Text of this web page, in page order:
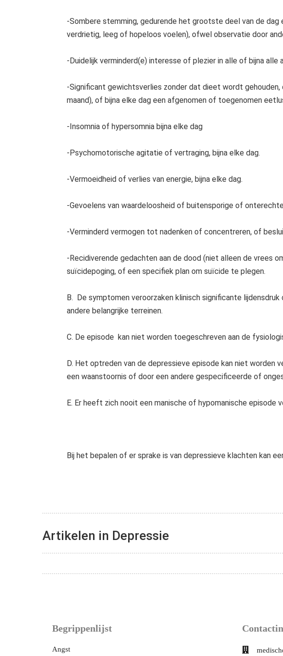
-Sombere stemming, gedurende het grootste deel van de
verdrietig, leeg of hopeloos voelen), ofwel observatie door
-Duidelijk verminderd(e) interesse of plezier in alle of bijna
-Significant gewichtsverlies zonder dat dieet wordt
maand), of bijna elke dag een afgenomen of toegenomen
-Insomnia of hypersomnia bijna elke dag
-Psychomotorische agitatie of vertraging, bijna elke dag.
-Vermoeidheid of verlies van energie, bijna elke dag.
-Gevoelens van waardeloosheid of buitensporige of
-Verminderd vermogen tot nadenken of concentreren, of
-Recidiverende gedachten aan de dood (niet alleen de vrees
suïcidepoging, of een specifiek plan om suïcide te plegen.
B. De symptomen veroorzaken klinisch significante
andere belangrijke terreinen.
C. De episode kan niet worden toegeschreven aan de
D. Het optreden van de depressieve episode kan niet
een waanstoornis of door een andere gespecificeerde of
E. Er heeft zich nooit een manische of hypomanische episode
Bij het bepalen of er sprake is van depressieve klachten kan
Artikelen in Depressie
Begrippenlijst
Angst